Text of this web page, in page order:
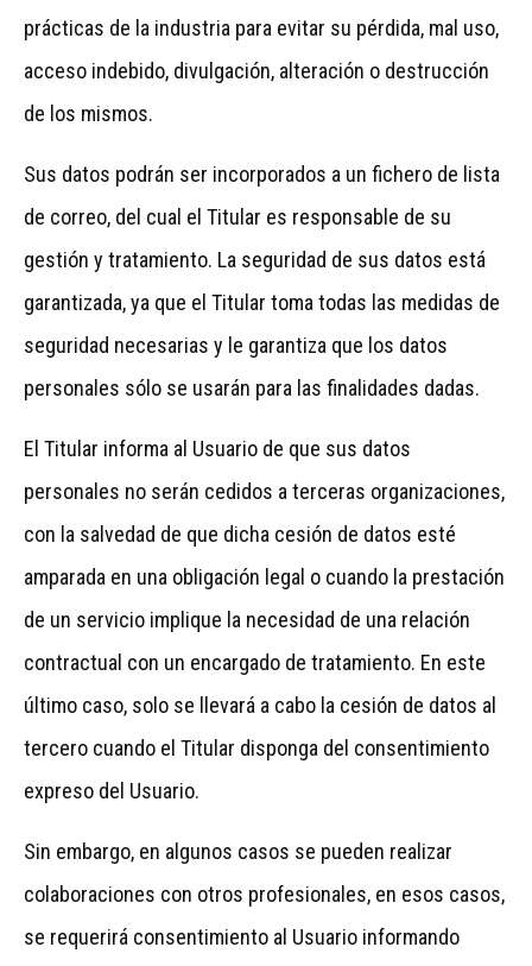
prácticas de la industria para evitar su pérdida, mal uso,
acceso indebido, divulgación, alteración o destrucción
de los mismos.
Sus datos podrán ser incorporados a un fichero de lista
de correo, del cual el Titular es responsable de su
gestión y tratamiento. La seguridad de sus datos está
garantizada, ya que el Titular toma todas las medidas de
seguridad necesarias y le garantiza que los datos
personales sólo se usarán para las finalidades dadas.
El Titular informa al Usuario de que sus datos
personales no serán cedidos a terceras organizaciones,
con la salvedad de que dicha cesión de datos esté
amparada en una obligación legal o cuando la prestación
de un servicio implique la necesidad de una relación
contractual con un encargado de tratamiento. En este
último caso, solo se llevará a cabo la cesión de datos al
tercero cuando el Titular disponga del consentimiento
expreso del Usuario.
Sin embargo, en algunos casos se pueden realizar
colaboraciones con otros profesionales, en esos casos,
se requerirá consentimiento al Usuario informando